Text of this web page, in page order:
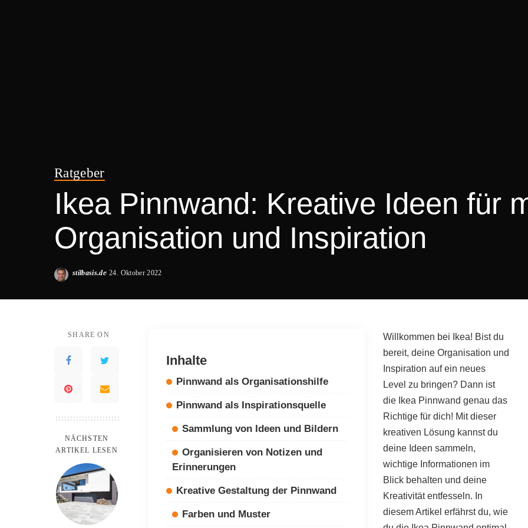
Ratgeber
Ikea Pinnwand: Kreative Ideen für
Organisation und Inspiration
Posted
stilbasis.de 24. Oktober 2022
SHARE ON
NÄCHSTEN
ARTIKEL LESEN
Inhalte
Pinnwand als Organisationshilfe
Pinnwand als Inspirationsquelle
Sammlung von Ideen und Bildern
Organisieren von Notizen und
Erinnerungen
Kreative Gestaltung der Pinnwand
Farben und Muster
Willkommen bei Ikea! Bist du
bereit, deine Organisation und
Inspiration auf ein neues
Level zu bringen? Dann ist
die Ikea Pinnwand genau das
Richtige für dich! Mit dieser
kreativen Lösung kannst du
deine Ideen sammeln,
wichtige Informationen im
Blick behalten und deine
Kreativität entfesseln. In
diesem Artikel erfährst du, wie